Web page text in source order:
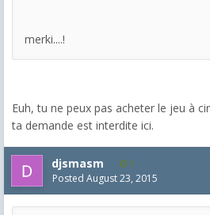
merki....!
Euh, tu ne peux pas acheter le jeu à
ta demande est interdite ici.
djsmasm 1
Posted August 23, 2015